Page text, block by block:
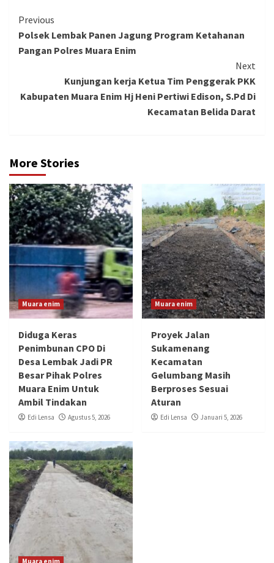
Continue
Reading
Previous
Polsek Lembak Panen Jagung Program Ketahanan
Pangan Polres Muara Enim
Next
Kunjungan kerja Ketua Tim Penggerak PKK
Kabupaten Muara Enim Hj Heni Pertiwi Edison, S.Pd Di
Kecamatan Belida Darat
More Stories
Muara enim
Diduga Keras
Penimbunan CPO Di
Desa Lembak Jadi PR
Besar Pihak Polres
Muara Enim Untuk
Ambil Tindakan
Edi Lensa Agustus 5, 2026
Muara enim
‎Proyek Jalan
Sukamenang
Kecamatan
Gelumbang Masih
Berproses Sesuai
Aturan
Edi Lensa Januari 5, 2026
Muara enim